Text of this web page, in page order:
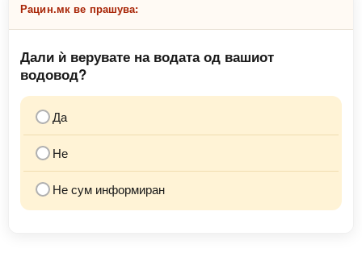
Рацин.мк ве прашува:
Дали ѝ верувате на водата од вашиот
водовод?
Да
Не
Не сум информиран